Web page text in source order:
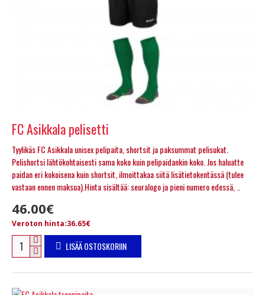
FC Asikkala pelisetti
Tyylikäs FC Asikkala unisex pelipaita, shortsit ja paksummat pelisukat.
Pelishortsi lähtökohtaisesti sama koko kuin pelipaidankin koko. Jos haluatte
paidan eri kokoisena kuin shortsit, ilmoittakaa siitä lisätietokentässä (tulee
vastaan ennen maksua).Hinta sisältää: seuralogo ja pieni numero edessä, ..
46.00€
Veroton hinta:36.65€
LISÄÄ OSTOSKORIIN